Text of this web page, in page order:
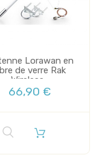
Lorawan en
de verre Rak
Wireless...
66,90 €